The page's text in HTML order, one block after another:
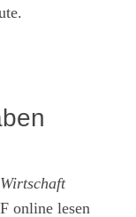
online lesen